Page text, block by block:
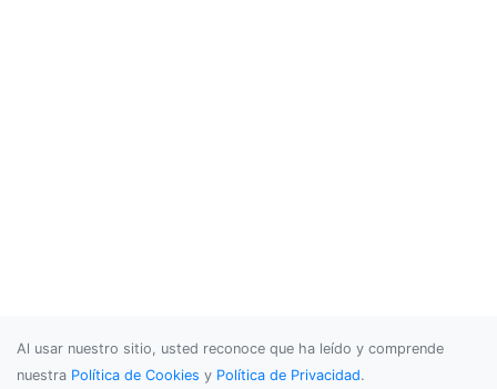
Al usar nuestro sitio, usted reconoce que ha leído y comprende
nuestra Política de Cookies y Política de Privacidad.